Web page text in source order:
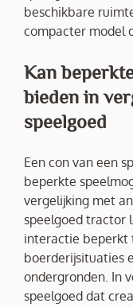
beschikbare
compacter model
Kan
bieden in
speelgoed
Een con van een
beperkte
vergelijking met
speelgoed tractor
interactie beperkt
boerderijsituaties
ondergronden. In
speelgoed dat